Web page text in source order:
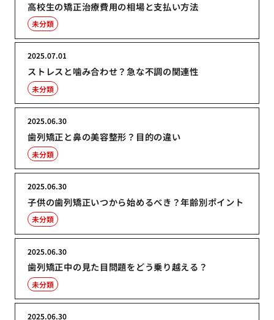
高校生の矯正治療費用の相場と支払い方法
未分類
ストレスと噛み合わせ？急な不調の関連性
2025.07.01
未分類
歯列矯正と鼻の美容整形？目的の違い
2025.06.30
未分類
子供の歯列矯正いつから始めるべき？年齢別ポイント
2025.06.30
未分類
歯列矯正中の見た目問題をどう乗り越える？
2025.06.30
未分類
2025.06.30